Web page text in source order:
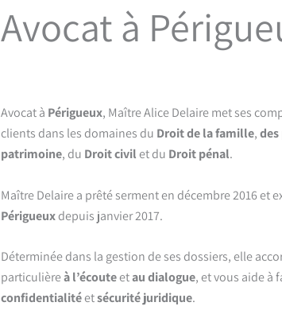
Avocat à
Avocat à Périgueux, Maître Alice Delaire met ses
clients dans les domaines du Droit de la famille,
patrimoine, du Droit civilet du Droit pénal.
Maître Delaire a prêté serment en décembre 2016 et
Périgueuxdepuis janvier 2017.
Déterminée dans la gestion de ses dossiers, elle
particulièreà l’écouteetau dialogue, et vous aide à
confidentialitéetsécurité juridique.